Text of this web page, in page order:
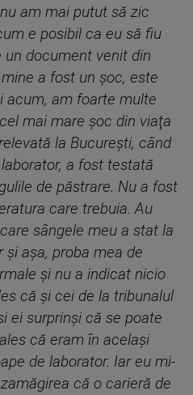
am mai putut să zic
e posibil ca eu să fiu
document venit din
a fost un şoc, este
acum, am foarte multe
mai mare şoc din viaţa
la Bucureşti, când
a fost testată
de păstrare. Nu a fost
care trebuia. Au
sângele meu a stat la
şi aşa, proba mea de
şi nu a indicat nicio
că şi cei de la tribunalul
ei surprinşi că se poate
că eram în acelaşi
de laborator. Iar eu mi-
că o carieră de